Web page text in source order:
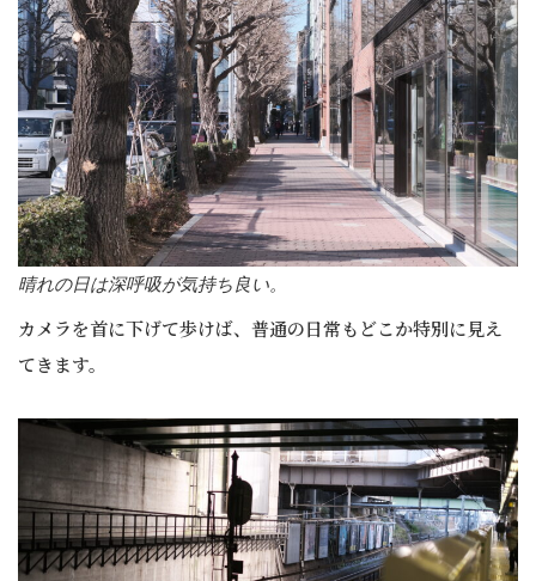
晴れの日は深呼吸が気持ち良い。
カメラを首に下げて歩けば、普通の日常もどこか特別に見え
てきます。